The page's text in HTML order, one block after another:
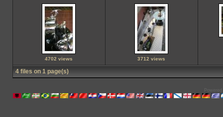
4702 views 3712 views
4 files on 1 page(s)